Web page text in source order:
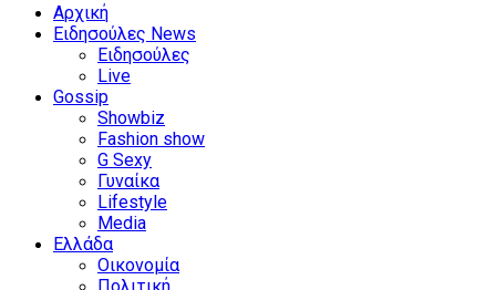
Αρχική
Ειδησούλες News
Ειδησούλες
Live
Gossip
Showbiz
Fashion show
G Sexy
Γυναίκα
Lifestyle
Media
Ελλάδα
Οικονομία
Πολιτική